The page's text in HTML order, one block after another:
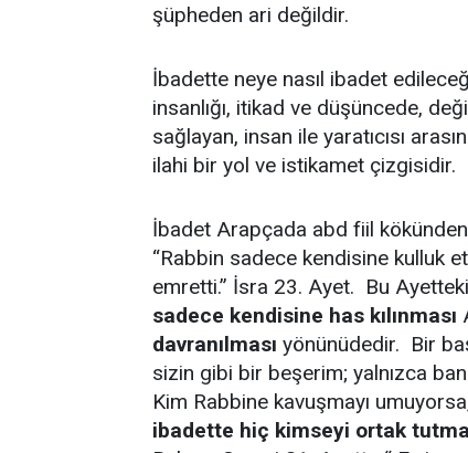
şüpheden ari değildir.
İbadette neye nasıl ibadet
insanlığı, itikad ve düşüncede,
sağlayan, insan ile yaratıcısı
ilahi bir yol ve istikamet çizgisidir.
İbadet Arapçada abd fiil kökünden
“Rabbin sadece kendisine kulluk
emretti.” İsra 23. Ayet. Bu
sadece kendisine has kılınması
davranılması yönünüdedir. Bir
sizin gibi bir beşerim; yalnızca
Kim Rabbine kavuşmayı
ibadette hiç kimseyi ortak